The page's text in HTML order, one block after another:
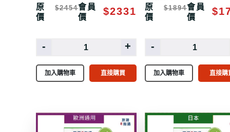
原
價
$2454會員
價
$2331
- +
加入購物車 直接購買
原
價
$1894會員
價
-
加入購物車 直接購